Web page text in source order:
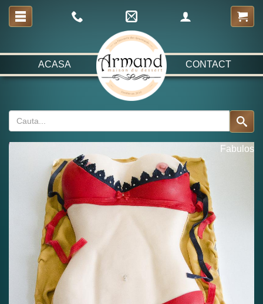
ACASA CONTACT
Fabulos